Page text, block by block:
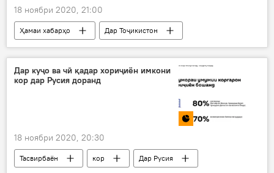
18 ноябри 2020, 21:00
Ҳамаи хабарҳо
Дар Тоҷикистон
Сиёсат
Эмомалӣ Раҳмон
Амири Қатар
суҳбати телефонӣ
Дар куҷо ва чӣ қадар хориҷиён имкони
кор дар Русия доранд
18 ноябри 2020, 20:30
Тасвирбаён кор
Дар Русия